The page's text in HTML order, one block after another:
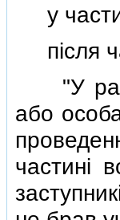
у
пiсля
"У разi
або
частинi